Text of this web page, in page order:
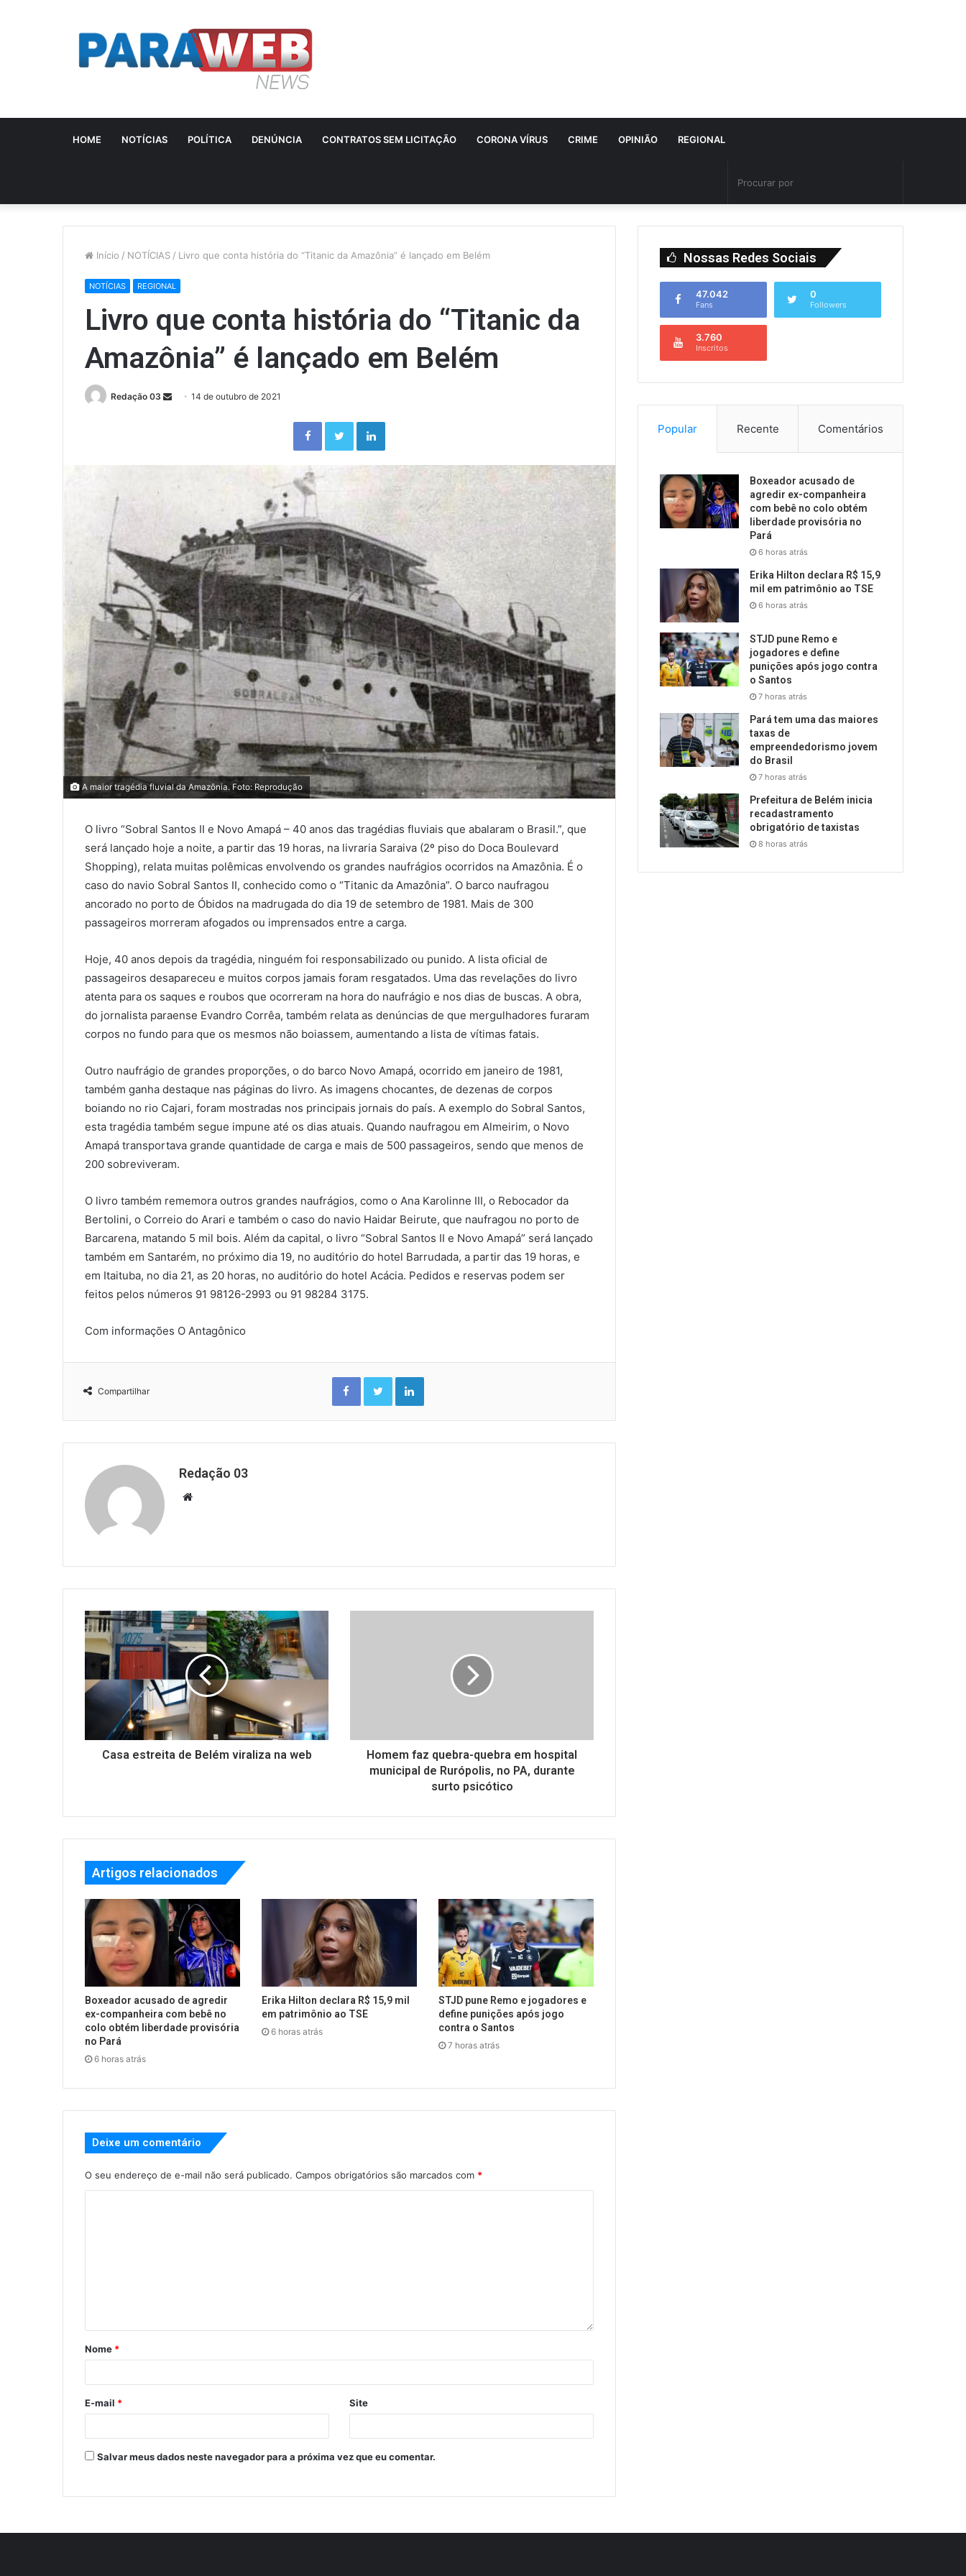
HOME NOTÍCIAS POLÍTICA DENÚNCIA CONTRATOS SEM LICITAÇÃO CORONA VÍRUS CRIME OPINIÃO REGIONAL
Início / NOTÍCIAS / Livro que conta história do “Titanic da Amazônia” é lançado em Belém
NOTÍCIAS REGIONAL
Livro que conta história do “Titanic da
Amazônia” é lançado em Belém
Redação 03
Send14 de outubro de 2021
FacebookTwitterLinkedin
A maior tragédia fluvial da Amazônia. Foto: Reprodução
O livro “Sobral Santos II e Novo Amapá – 40 anos das tragédias fluviais que abalaram o Brasil.”, que
será lançado hoje a noite, a partir das 19 horas, na livraria Saraiva (2º piso do Doca Boulevard
Shopping), relata muitas polêmicas envolvendo os grandes naufrágios ocorridos na Amazônia. É o
caso do navio Sobral Santos II, conhecido como o “Titanic da Amazônia”. O barco naufragou
ancorado no porto de Óbidos na madrugada do dia 19 de setembro de 1981. Mais de 300
passageiros morreram afogados ou imprensados entre a carga.
Hoje, 40 anos depois da tragédia, ninguém foi responsabilizado ou punido. A lista oficial de
passageiros desapareceu e muitos corpos jamais foram resgatados. Uma das revelações do livro
atenta para os saques e roubos que ocorreram na hora do naufrágio e nos dias de buscas. A obra,
do jornalista paraense Evandro Corrêa, também relata as denúncias de que mergulhadores furaram
corpos no fundo para que os mesmos não boiassem, aumentando a lista de vítimas fatais.
Outro naufrágio de grandes proporções, o do barco Novo Amapá, ocorrido em janeiro de 1981,
também ganha destaque nas páginas do livro. As imagens chocantes, de dezenas de corpos
boiando no rio Cajari, foram mostradas nos principais jornais do país. A exemplo do Sobral Santos,
esta tragédia também segue impune até os dias atuais. Quando naufragou em Almeirim, o Novo
Amapá transportava grande quantidade de carga e mais de 500 passageiros, sendo que menos de
200 sobreviveram.
O livro também rememora outros grandes naufrágios, como o Ana Karolinne III, o Rebocador da
Bertolini, o Correio do Arari e também o caso do navio Haidar Beirute, que naufragou no porto de
Barcarena, matando 5 mil bois. Além da capital, o livro “Sobral Santos II e Novo Amapá” será lançado
também em Santarém, no próximo dia 19, no auditório do hotel Barrudada, a partir das 19 horas, e
em Itaituba, no dia 21, as 20 horas, no auditório do hotel Acácia. Pedidos e reservas podem ser
feitos pelos números 91 98126-2993 ou 91 98284 3175.
Com informações O Antagônico
Compartilhar
FacebookTwitterLinkedin
Redação 03
Website
Casa estreita de Belém viraliza na web
Homem faz quebra-quebra em hospital
municipal de Rurópolis, no PA, durante
surto psicótico
Artigos relacionados
Boxeador acusado de agredir
ex-companheira com bebê no
colo obtém liberdade provisória
no Pará
6 horas atrás
Erika Hilton declara R$ 15,9 mil
em patrimônio ao TSE
6 horas atrás
STJD pune Remo e jogadores e
define punições após jogo
contra o Santos
7 horas atrás
Deixe um comentário
O seu endereço de e-mail não será publicado. Campos obrigatórios são marcados com *
Nome *
E-mail * Site
Salvar meus dados neste navegador para a próxima vez que eu comentar.
Nossas Redes Sociais
47.042
Fans
0
Followers
3.760
Inscritos
Popular Recente Comentários
Boxeador acusado de
agredir ex-companheira
com bebê no colo obtém
liberdade provisória no
Pará
6 horas atrás
Erika Hilton declara R$ 15,9
mil em patrimônio ao TSE
6 horas atrás
STJD pune Remo e
jogadores e define
punições após jogo contra
o Santos
7 horas atrás
Pará tem uma das maiores
taxas de
empreendedorismo jovem
do Brasil
7 horas atrás
Prefeitura de Belém inicia
recadastramento
obrigatório de taxistas
8 horas atrás